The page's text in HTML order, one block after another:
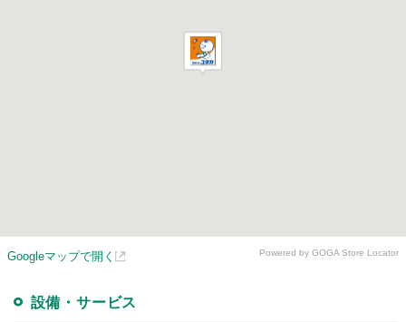
Googleマップで開く Powered by GOGA Store Locator
設備・サービス